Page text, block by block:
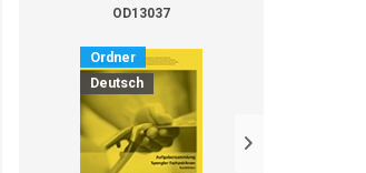
OD13037
Ordner
Deutsch